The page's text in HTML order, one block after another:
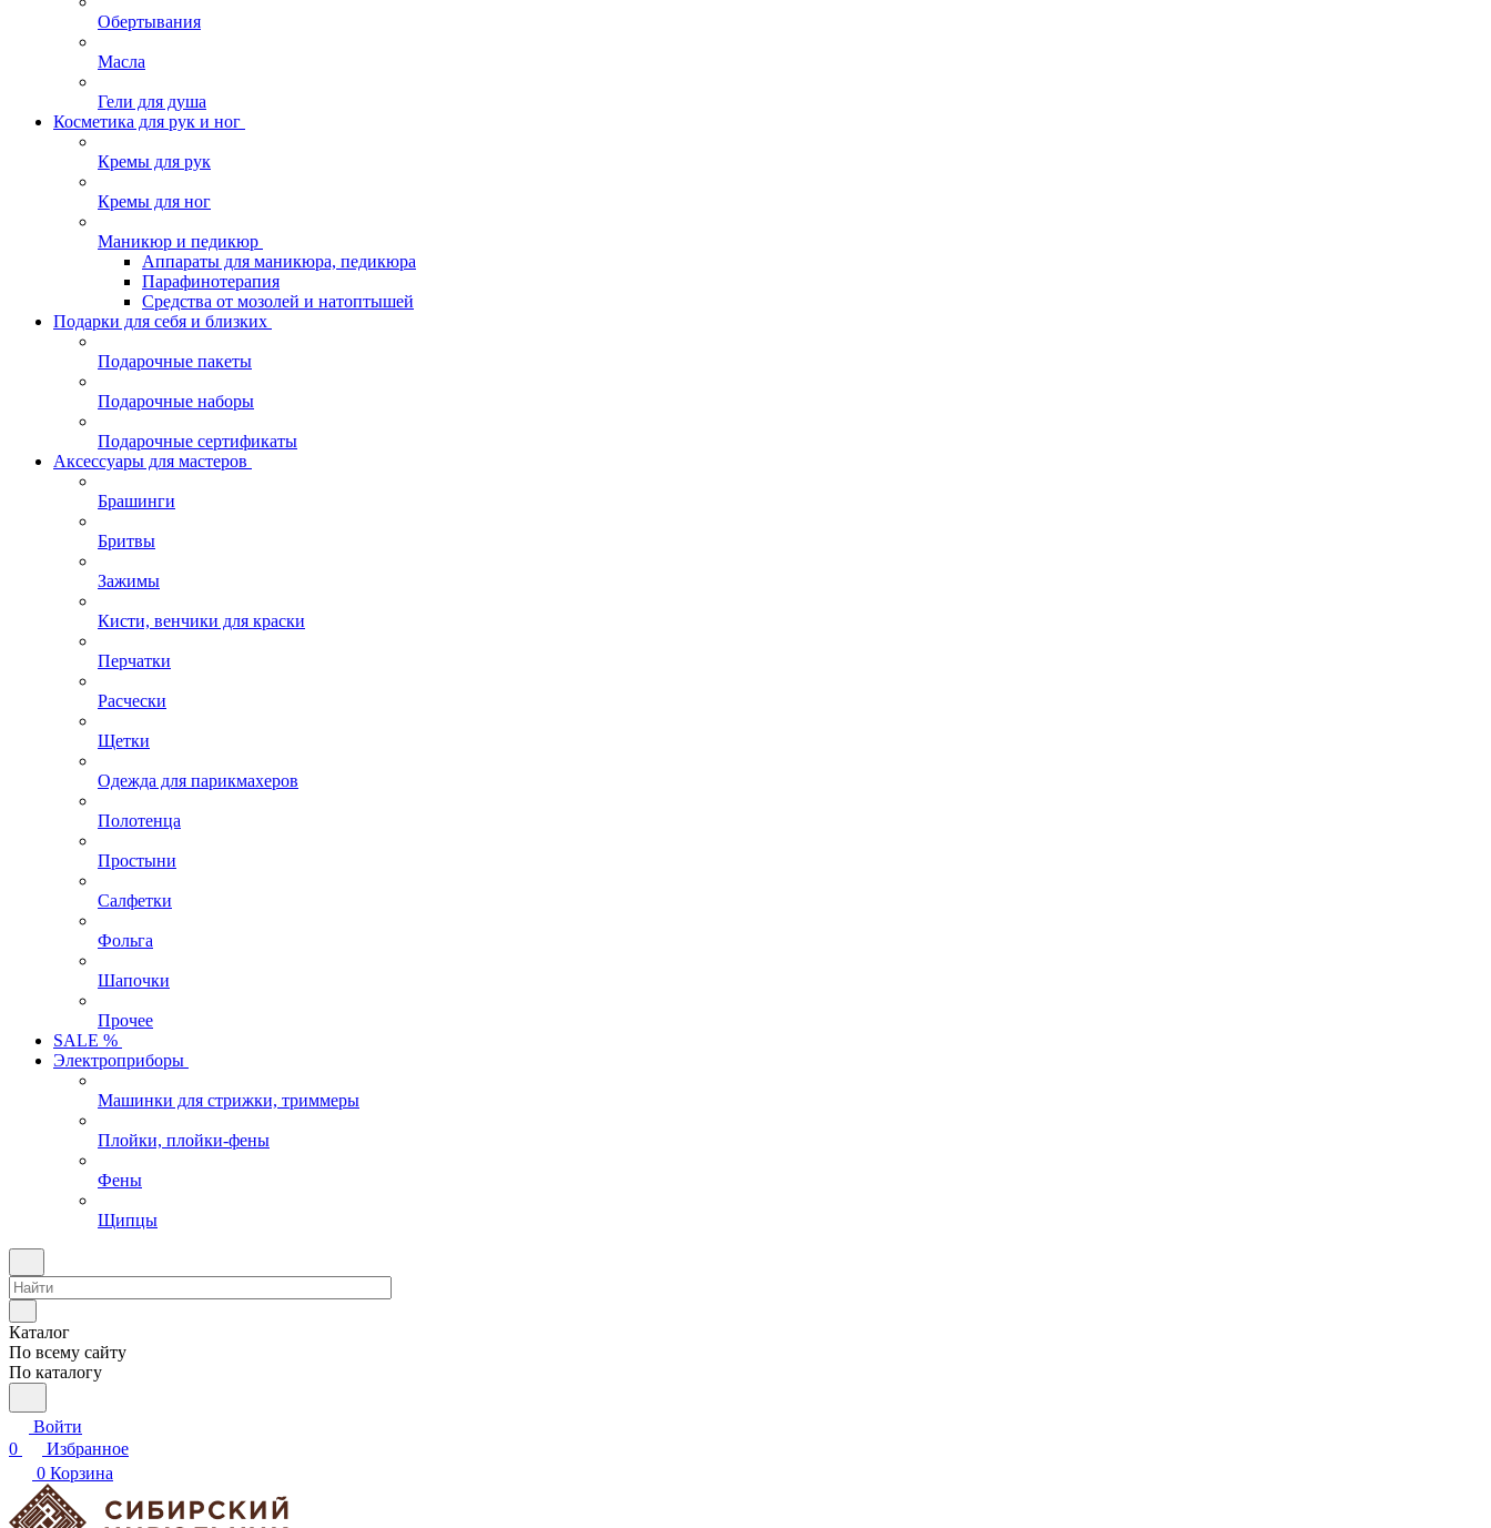
Обертывания
Масла
Гели для душа
Косметика для рук и ног
Кремы для рук
Кремы для ног
Маникюр и педикюр
Аппараты для маникюра, педикюра
Парафинотерапия
Средства от мозолей и натоптышей
Подарки для себя и близких
Подарочные пакеты
Подарочные наборы
Подарочные сертификаты
Аксессуары для мастеров
Брашинги
Бритвы
Зажимы
Кисти, венчики для краски
Перчатки
Расчески
Щетки
Одежда для парикмахеров
Полотенца
Простыни
Салфетки
Фольга
Шапочки
Прочее
SALE %
Электроприборы
Машинки для стрижки, триммеры
Плойки, плойки-фены
Фены
Щипцы
Каталог
По всему сайту
По каталогу
Войти
0
Избранное
0 Корзина